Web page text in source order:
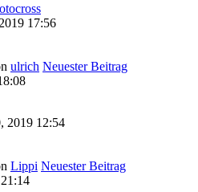
17:56
ulrich Neuester Beitrag
2019 12:54
Lippi Neuester Beitrag